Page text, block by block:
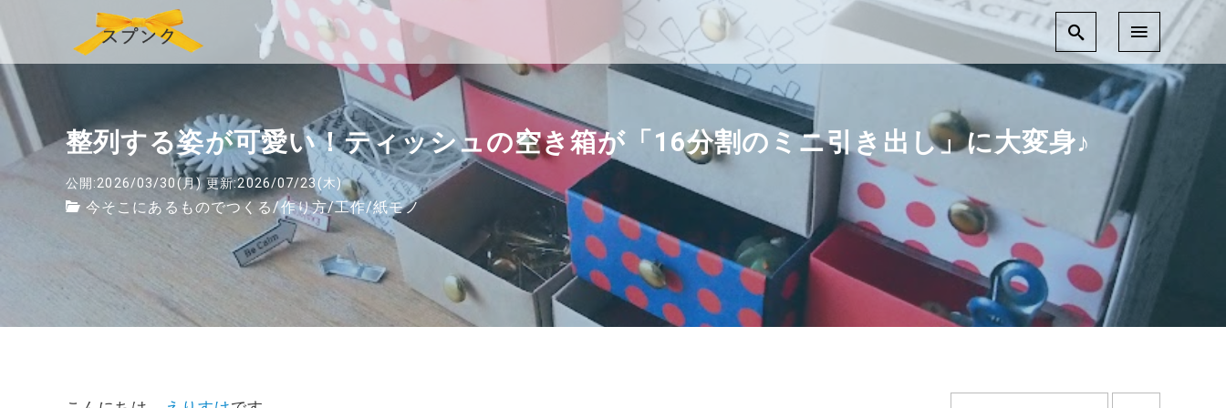
整列する姿が可愛い！ティッシュの空き箱が「16分割のミニ引き出し」に大変身♪
公開:2026/03/30(月) 更新:2026/07/23(木)
今そこにあるものでつくる /作り方/工作/紙モノ